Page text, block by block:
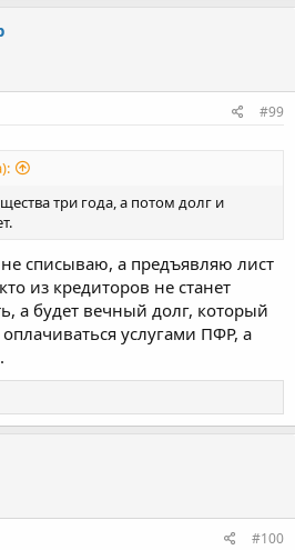
#99
три года, а потом долг и
списываю, а предъявляю лист
из кредиторов не станет
а будет вечный долг, который
услугами ПФР, а
#100